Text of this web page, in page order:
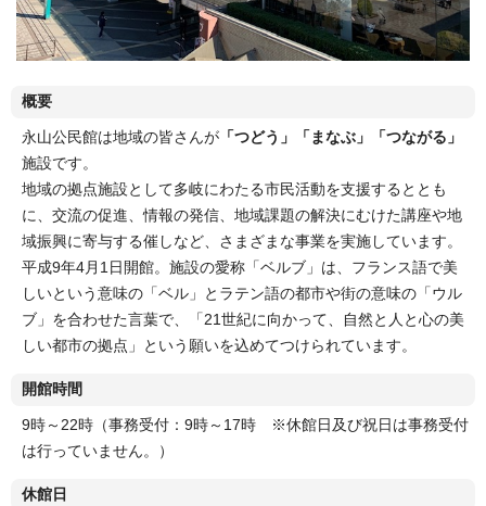
概要
永山公民館は地域の皆さんが 「つどう」「まなぶ」「つながる」
施設です。
地域の拠点施設として多岐にわたる市民活動を支援するととも
に、交流の促進、情報の発信、地域課題の解決にむけた講座や地
域振興に寄与する催しなど、さまざまな事業を実施しています。
平成9年4月1日開館。施設の愛称「ベルブ」は、フランス語で美
しいという意味の「ベル」とラテン語の都市や街の意味の「ウル
ブ」を合わせた言葉で、「21世紀に向かって、自然と人と心の美
しい都市の拠点」という願いを込めてつけられています。
開館時間
9時～22時（事務受付：9時～17時 ※休館日及び祝日は事務受付
は行っていません。）
休館日